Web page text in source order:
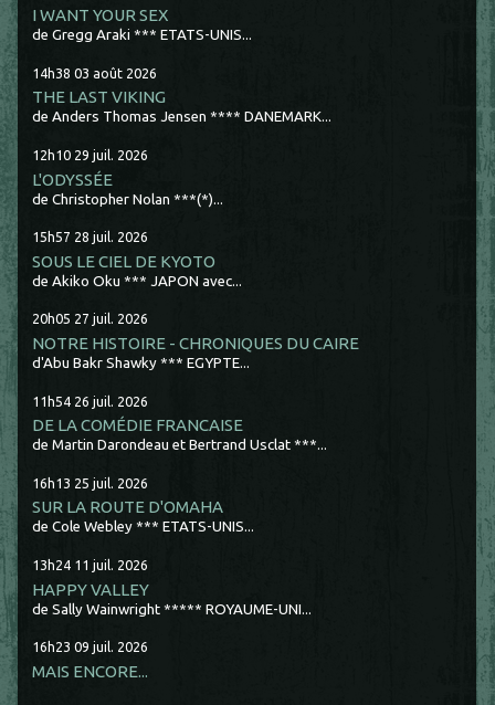
I WANT YOUR SEX
de Gregg Araki *** ETATS-UNIS...
14h38 03 août 2026
THE LAST VIKING
de Anders Thomas Jensen **** DANEMARK...
12h10 29 juil. 2026
L'ODYSSÉE
de Christopher Nolan ***(*)...
15h57 28 juil. 2026
SOUS LE CIEL DE KYOTO
de Akiko Oku *** JAPON avec...
20h05 27 juil. 2026
NOTRE HISTOIRE - CHRONIQUES DU CAIRE
d'Abu Bakr Shawky *** EGYPTE...
11h54 26 juil. 2026
DE LA COMÉDIE FRANCAISE
de Martin Darondeau et Bertrand Usclat ***...
16h13 25 juil. 2026
SUR LA ROUTE D'OMAHA
de Cole Webley *** ETATS-UNIS...
13h24 11 juil. 2026
HAPPY VALLEY
de Sally Wainwright ***** ROYAUME-UNI...
16h23 09 juil. 2026
MAIS ENCORE...